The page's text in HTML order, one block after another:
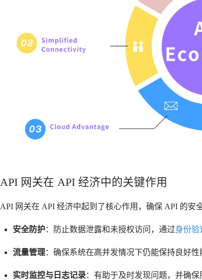
API 网关在 API 经济中的关键作用
API 网关在 API 经济中起到了核心作用，确保 API 的安
安全防护：防止数据泄露和未授权访问，通过身份验
流量管理：确保系统在高并发情况下仍能保持良好性
实时监控与日志记录：有助于及时发现问题，并确保